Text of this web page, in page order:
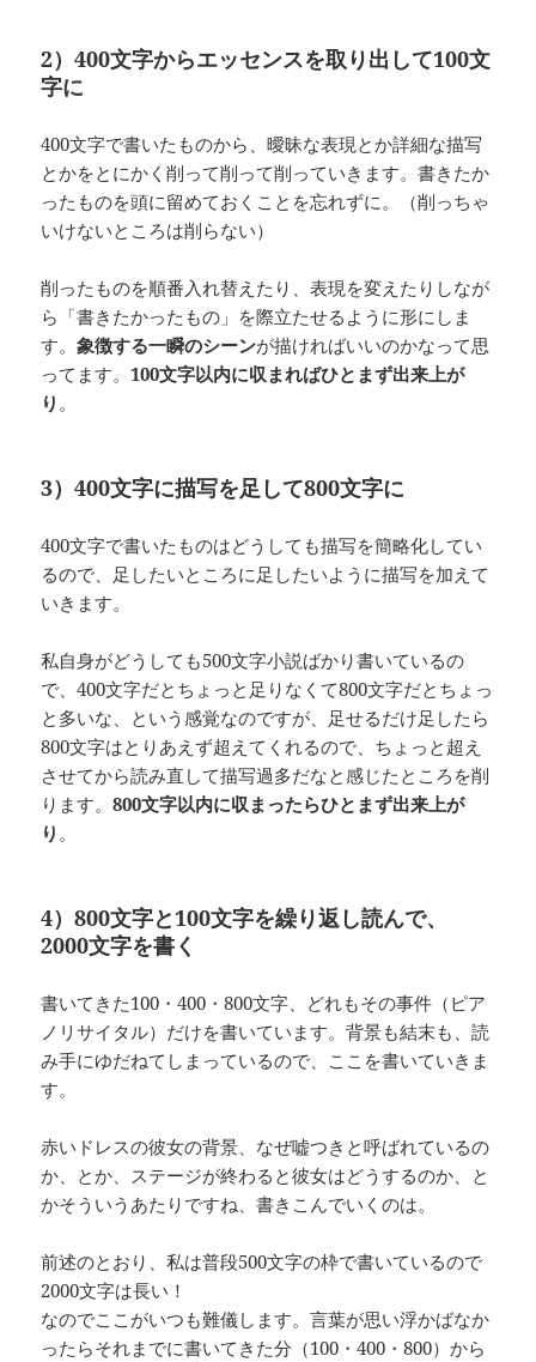
2）400文字からエッセンスを取り出して100文
字に
400文字で書いたものから、曖昧な表現とか詳細な描写
とかをとにかく削って削って削っていきます。書きたか
ったものを頭に留めておくことを忘れずに。（削っちゃ
いけないところは削らない）
削ったものを順番入れ替えたり、表現を変えたりしなが
ら「書きたかったもの」を際立たせるように形にしま
す。象徴する一瞬のシーンが描ければいいのかなって思
ってます。100文字以内に収まればひとまず出来上が
り 。
3）400文字に描写を足して800文字に
400文字で書いたものはどうしても描写を簡略化してい
るので、足したいところに足したいように描写を加えて
いきます。
私自身がどうしても500文字小説ばかり書いているの
で、400文字だとちょっと足りなくて800文字だとちょっ
と多いな、という感覚なのですが、足せるだけ足したら
800文字はとりあえず超えてくれるので、ちょっと超え
させてから読み直して描写過多だなと感じたところを削
ります。800文字以内に収まったらひとまず出来上が
り 。
4）800文字と100文字を繰り返し読んで、
2000文字を書く
書いてきた100・400・800文字、どれもその事件（ピア
ノリサイタル）だけを書いています。背景も結末も、読
み手にゆだねてしまっているので、ここを書いていきま
す。
赤いドレスの彼女の背景、なぜ嘘つきと呼ばれているの
か、とか、ステージが終わると彼女はどうするのか、と
かそういうあたりですね、書きこんでいくのは。
前述のとおり、私は普段500文字の枠で書いているので
2000文字は長い！
なのでここがいつも難儀します。言葉が思い浮かばなか
ったらそれまでに書いてきた分（100・400・800）から